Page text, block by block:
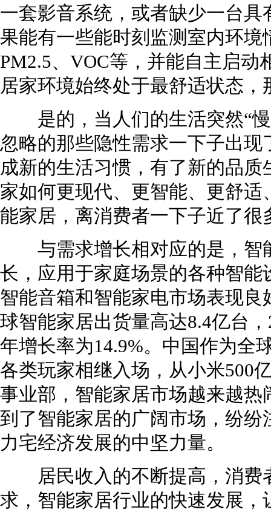
一套影音系统，或者缺少一台
果能有一些能时刻监测室内环
PM2.5、VOC等，并能自主启
居家环境始终处于最舒适状态，
是的，当人们的生活突然“慢
忽略的那些隐性需求一下子出
成新的生活习惯，有了新的品
家如何更现代、更智能、更舒适
能家居，离消费者一下子近了很
与需求增长相对应的是，智
长，应用于家庭场景的各种智
智能音箱和智能家电市场表现
球智能家居出货量高达8.4亿台
年增长率为14.9%。中国作为全
各类玩家相继入场，从小米500
事业部，智能家居市场越来越热
到了智能家居的广阔市场，纷
力宅经济发展的中坚力量。
居民收入的不断提高，消费
求，智能家居行业的快速发展